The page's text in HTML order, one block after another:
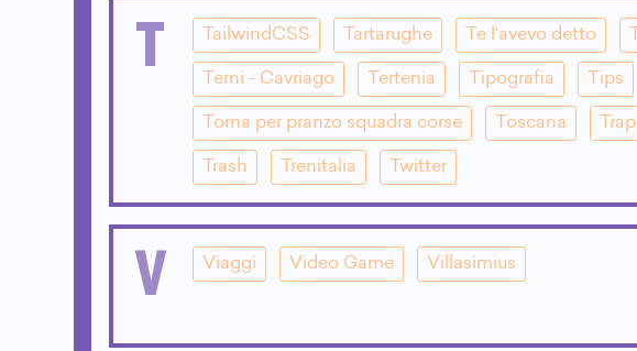
T TailwindCSS Tartarughe Te l'avevo detto
Terni - Cavriago Tertenia Tipografia Tips
Torna per pranzo squadra corse Toscana Trap
Trash Trenitalia Twitter
V Viaggi Video Game Villasimius